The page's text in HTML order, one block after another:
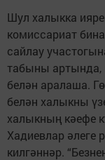
Шул халыкка
комиссариат
сайлау
табыны артында,
белән аралаша.
белән халыкны
халыкның кәефе
Хадиевлар әлеге
килгәннәр.